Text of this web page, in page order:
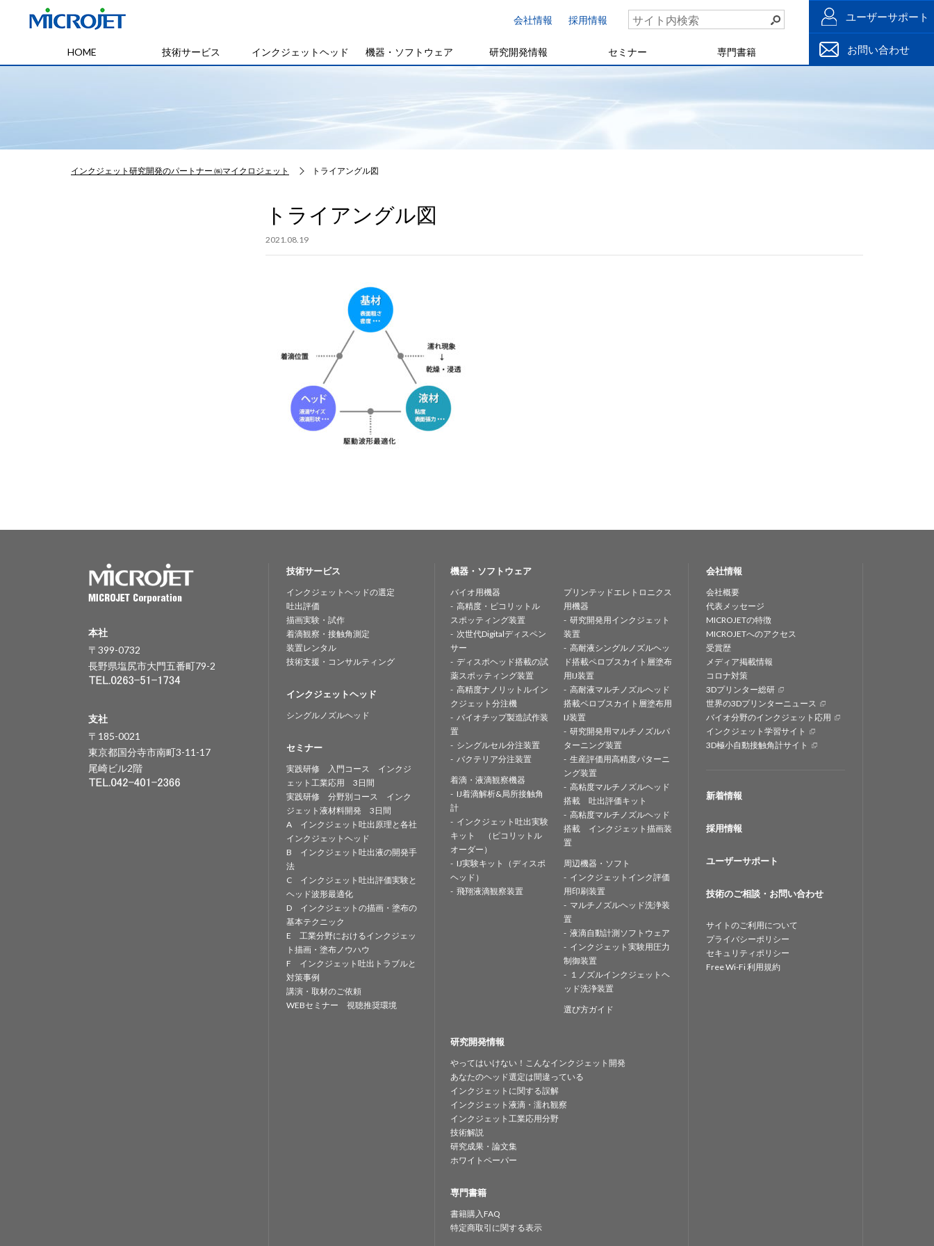
会社情報 採用情報
HOME 技術サービス インクジェットヘッド 機器・ソフトウェア 研究開発情報 セミナー 専門書籍
ユーザーサポート
お問い合わせ
インクジェット研究開発のパートナー ㈱マイクロジェット トライアングル図
トライアングル図
2021.08.19
本社
〒399-0732
長野県塩尻市大門五番町79-2
支社
〒185-0021
東京都国分寺市南町3-11-17
尾崎ビル2階
技術サービス
インクジェットヘッドの選定
吐出評価
描画実験・試作
着滴観察・接触角測定
装置レンタル
技術支援・コンサルティング
インクジェットヘッド
シングルノズルヘッド
セミナー
実践研修 入門コース インクジ
ェット工業応用 3日間
実践研修 分野別コース インク
ジェット液材料開発 3日間
A インクジェット吐出原理と各社
インクジェットヘッド
B インクジェット吐出液の開発手
法
C インクジェット吐出評価実験と
ヘッド波形最適化
D インクジェットの描画・塗布の
基本テクニック
E 工業分野におけるインクジェッ
ト描画・塗布ノウハウ
F インクジェット吐出トラブルと
対策事例
講演・取材のご依頼
WEBセミナー 視聴推奨環境
機器・ソフトウェア
バイオ用機器
高精度・ピコリットル
スポッティング装置
次世代Digitalディスペン
サー
ディスポヘッド搭載の試
薬スポッティング装置
高精度ナノリットルイン
クジェット分注機
バイオチップ製造試作装
置
シングルセル分注装置
バクテリア分注装置
着滴・液滴観察機器
IJ着滴解析&局所接触角
計
インクジェット吐出実験
キット （ピコリットル
オーダー）
IJ実験キット（ディスポ
ヘッド）
飛翔液滴観察装置
プリンテッドエレトロニクス
用機器
研究開発用インクジェット
装置
高耐液シングルノズルヘッ
ド搭載ペロブスカイト層塗布
用IJ装置
高耐液マルチノズルヘッド
搭載ペロブスカイト層塗布用
IJ装置
研究開発用マルチノズルパ
ターニング装置
生産評価用高精度パターニ
ング装置
高粘度マルチノズルヘッド
搭載 吐出評価キット
高粘度マルチノズルヘッド
搭載 インクジェット描画装
置
周辺機器・ソフト
インクジェットインク評価
用印刷装置
マルチノズルヘッド洗浄装
置
液滴自動計測ソフトウェア
インクジェット実験用圧力
制御装置
１ノズルインクジェットヘ
ッド洗浄装置
選び方ガイド
研究開発情報
やってはいけない！こんなインクジェット開発
あなたのヘッド選定は間違っている
インクジェットに関する誤解
インクジェット液滴・濡れ観察
インクジェット工業応用分野
技術解説
研究成果・論文集
ホワイトペーパー
専門書籍
書籍購入FAQ
特定商取引に関する表示
会社情報
会社概要
代表メッセージ
MICROJETの特徴
MICROJETへのアクセス
受賞歴
メディア掲載情報
コロナ対策
3Dプリンター総研
世界の3Dプリンターニュース
バイオ分野のインクジェット応用
インクジェット学習サイト
3D極小自動接触角計サイト
新着情報
採用情報
ユーザーサポート
技術のご相談・お問い合わせ
サイトのご利用について
プライバシーポリシー
セキュリティポリシー
Free Wi-Fi 利用規約